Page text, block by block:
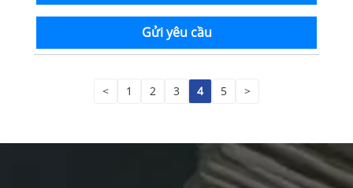
Gửi yêu cầu
< 1 2 3 4 5 >